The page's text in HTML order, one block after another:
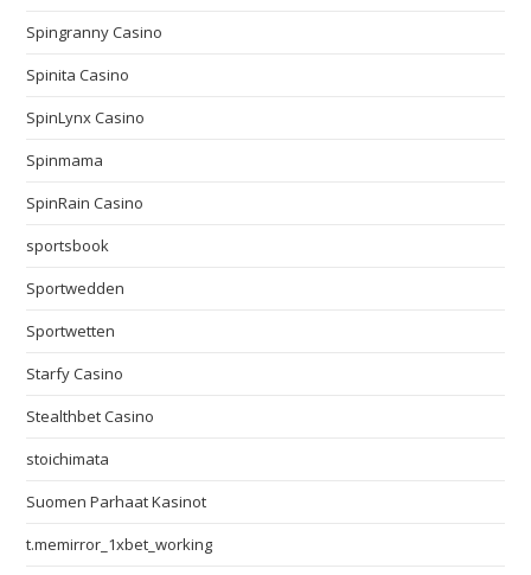
Spingranny Casino
Spinita Casino
SpinLynx Casino
Spinmama
SpinRain Casino
sportsbook
Sportwedden
Sportwetten
Starfy Casino
Stealthbet Casino
stoichimata
Suomen Parhaat Kasinot
t.memirror_1xbet_working